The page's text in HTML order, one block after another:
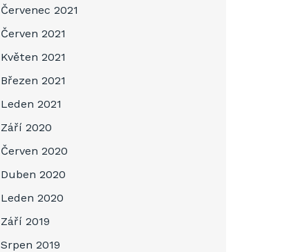
Červenec 2021
Červen 2021
Květen 2021
Březen 2021
Leden 2021
Září 2020
Červen 2020
Duben 2020
Leden 2020
Září 2019
Srpen 2019